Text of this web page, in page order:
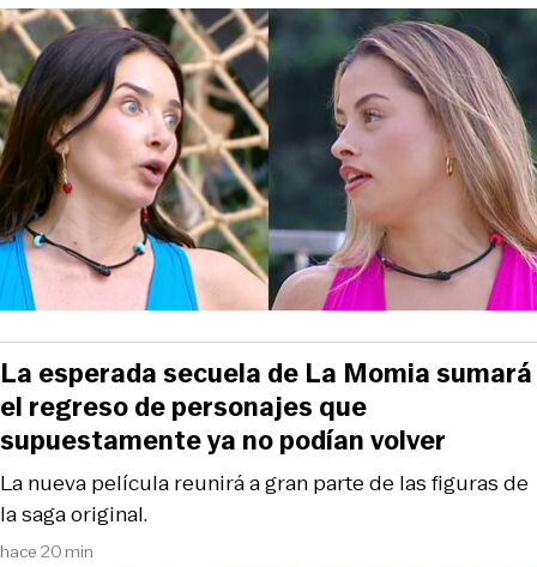
hace 20 min
La nueva película reunirá a gran parte de las figuras de
la saga original.
La esperada secuela de La Momia sumará
el regreso de personajes que
supuestamente ya no podían volver